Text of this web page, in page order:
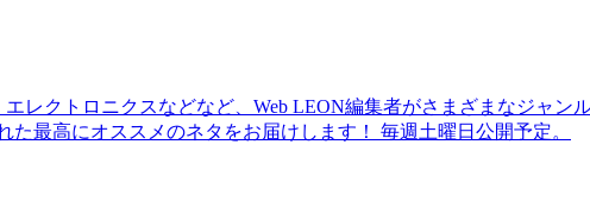
レクトロニクスなどなど、Web LEON編集者がさまざまなジャン
最高にオススメのネタをお届けします！ 毎週土曜日公開予定。